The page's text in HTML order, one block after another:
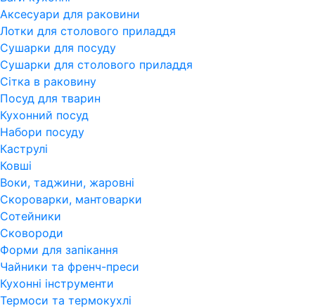
Аксесуари для раковини
Лотки для столового приладдя
Сушарки для посуду
Сушарки для столового приладдя
Сітка в раковину
Посуд для тварин
Кухонний посуд
Набори посуду
Каструлі
Ковші
Воки, таджини, жаровні
Скороварки, мантоварки
Сотейники
Сковороди
Форми для запікання
Чайники та френч-преси
Кухонні інструменти
Термоси та термокухлі